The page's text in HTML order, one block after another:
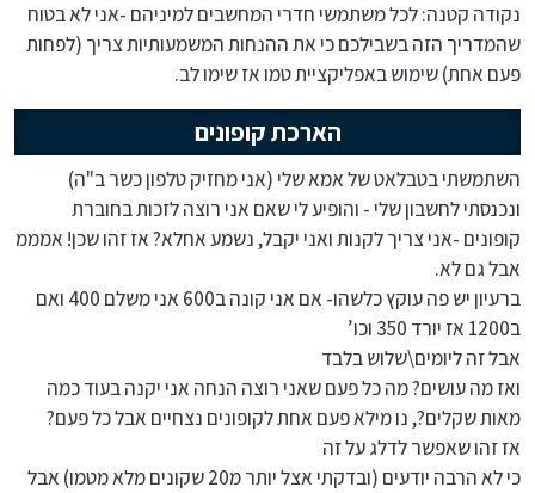
נקודה קטנה: לכל משתמשי חדרי המחשבים למיניהם -אני לא בטוח
שהמדריך הזה בשבילכם כי את ההנחות המשמעותיות צריך (לפחות
פעם אחת) שימוש באפליקציית טמו אז שימו לב.
הארכת קופונים
השתמשתי בטבלאט של אמא שלי (אני מחזיק טלפון כשר ב"ה)
ונכנסתי לחשבון שלי - והופיע לי שאם אני רוצה לזכות בחוברת
קופונים -אני צריך לקנות ואני יקבל, נשמע אחלא? אז זהו שכן! אמממ
אבל גם לא.
ברעיון יש פה עוקץ כלשהו- אם אני קונה ב600 אני משלם 400 ואם
ב1200 אז יורד 350 וכו’
אבל זה ליומים\שלוש בלבד
ואז מה עושים? מה כל פעם שאני רוצה הנחה אני יקנה בעוד כמה
מאות שקלים?, נו מילא פעם אחת לקופונים נצחיים אבל כל פעם?
אז זהו שאפשר לדלג על זה
כי לא הרבה יודעים (ובדקתי אצל יותר מ20 שקונים מלא מטמו) אבל